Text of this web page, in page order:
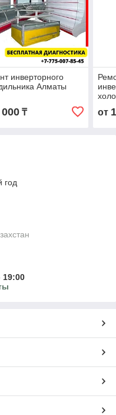
инверторного
Алматы
000₸ от
год
19:00